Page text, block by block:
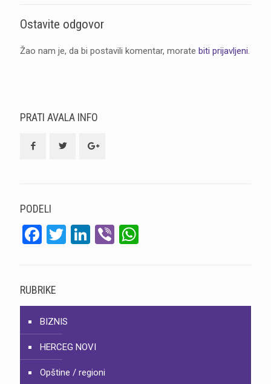
Ostavite odgovor
Žao nam je, da bi postavili komentar, morate biti prijavljeni.
PRATI AVALA INFO
PODELI
Facebook
Twitter
LinkedIn
Viber
RUBRIKE
BIZNIS
HERCEG NOVI
Opštine / regioni